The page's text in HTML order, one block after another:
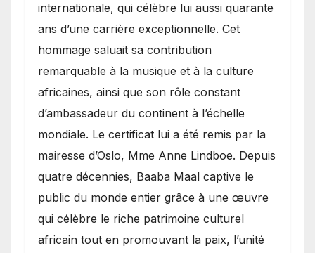
internationale, qui célèbre lui aussi quarante
ans d’une carrière exceptionnelle. Cet
hommage saluait sa contribution
remarquable à la musique et à la culture
africaines, ainsi que son rôle constant
d’ambassadeur du continent à l’échelle
mondiale. Le certificat lui a été remis par la
mairesse d’Oslo, Mme Anne Lindboe. Depuis
quatre décennies, Baaba Maal captive le
public du monde entier grâce à une œuvre
qui célèbre le riche patrimoine culturel
africain tout en promouvant la paix, l’unité